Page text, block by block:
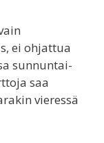
ei ohjattua
sunnuntai-
saa
vieressä